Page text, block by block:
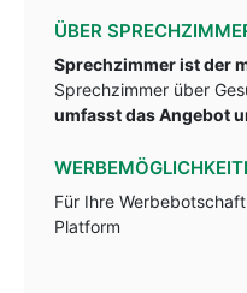
ÜBER
Sprechzimmer ist der
Sprechzimmer über
umfasst das Angebot
Für Ihre
Platform